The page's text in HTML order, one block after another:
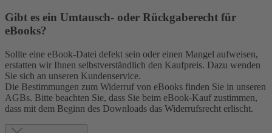
Gibt es ein Umtausch- oder Rückgaberecht für
eBooks?
Sollte eine eBook-Datei defekt sein oder einen Mangel aufweisen,
erstatten wir Ihnen selbstverständlich den Kaufpreis. Dazu wenden
Sie sich an unseren Kundenservice.
Die Bestimmungen zum Widerruf von eBooks finden Sie in unseren
AGBs. Bitte beachten Sie, dass Sie beim eBook-Kauf zustimmen,
dass mit dem Beginn des Downloads das Widerrufsrecht erlischt.